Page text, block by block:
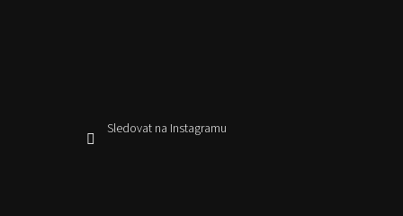
Sledovat na Instagramu